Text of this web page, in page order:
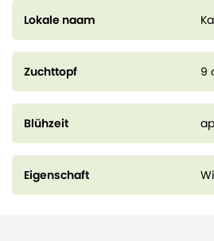
Lokale naam
Zuchttopf 9
Blühzeit
Eigenschaft